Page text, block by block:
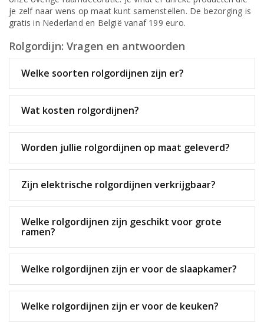
je zelf naar wens op maat kunt samenstellen. De bezorging is
gratis in Nederland en België vanaf 199 euro.
Rolgordijn: Vragen en antwoorden
Welke soorten rolgordijnen zijn er?
Wat kosten rolgordijnen?
Worden jullie rolgordijnen op maat geleverd?
Zijn elektrische rolgordijnen verkrijgbaar?
Welke rolgordijnen zijn geschikt voor grote
ramen?
Welke rolgordijnen zijn er voor de slaapkamer?
Welke rolgordijnen zijn er voor de keuken?